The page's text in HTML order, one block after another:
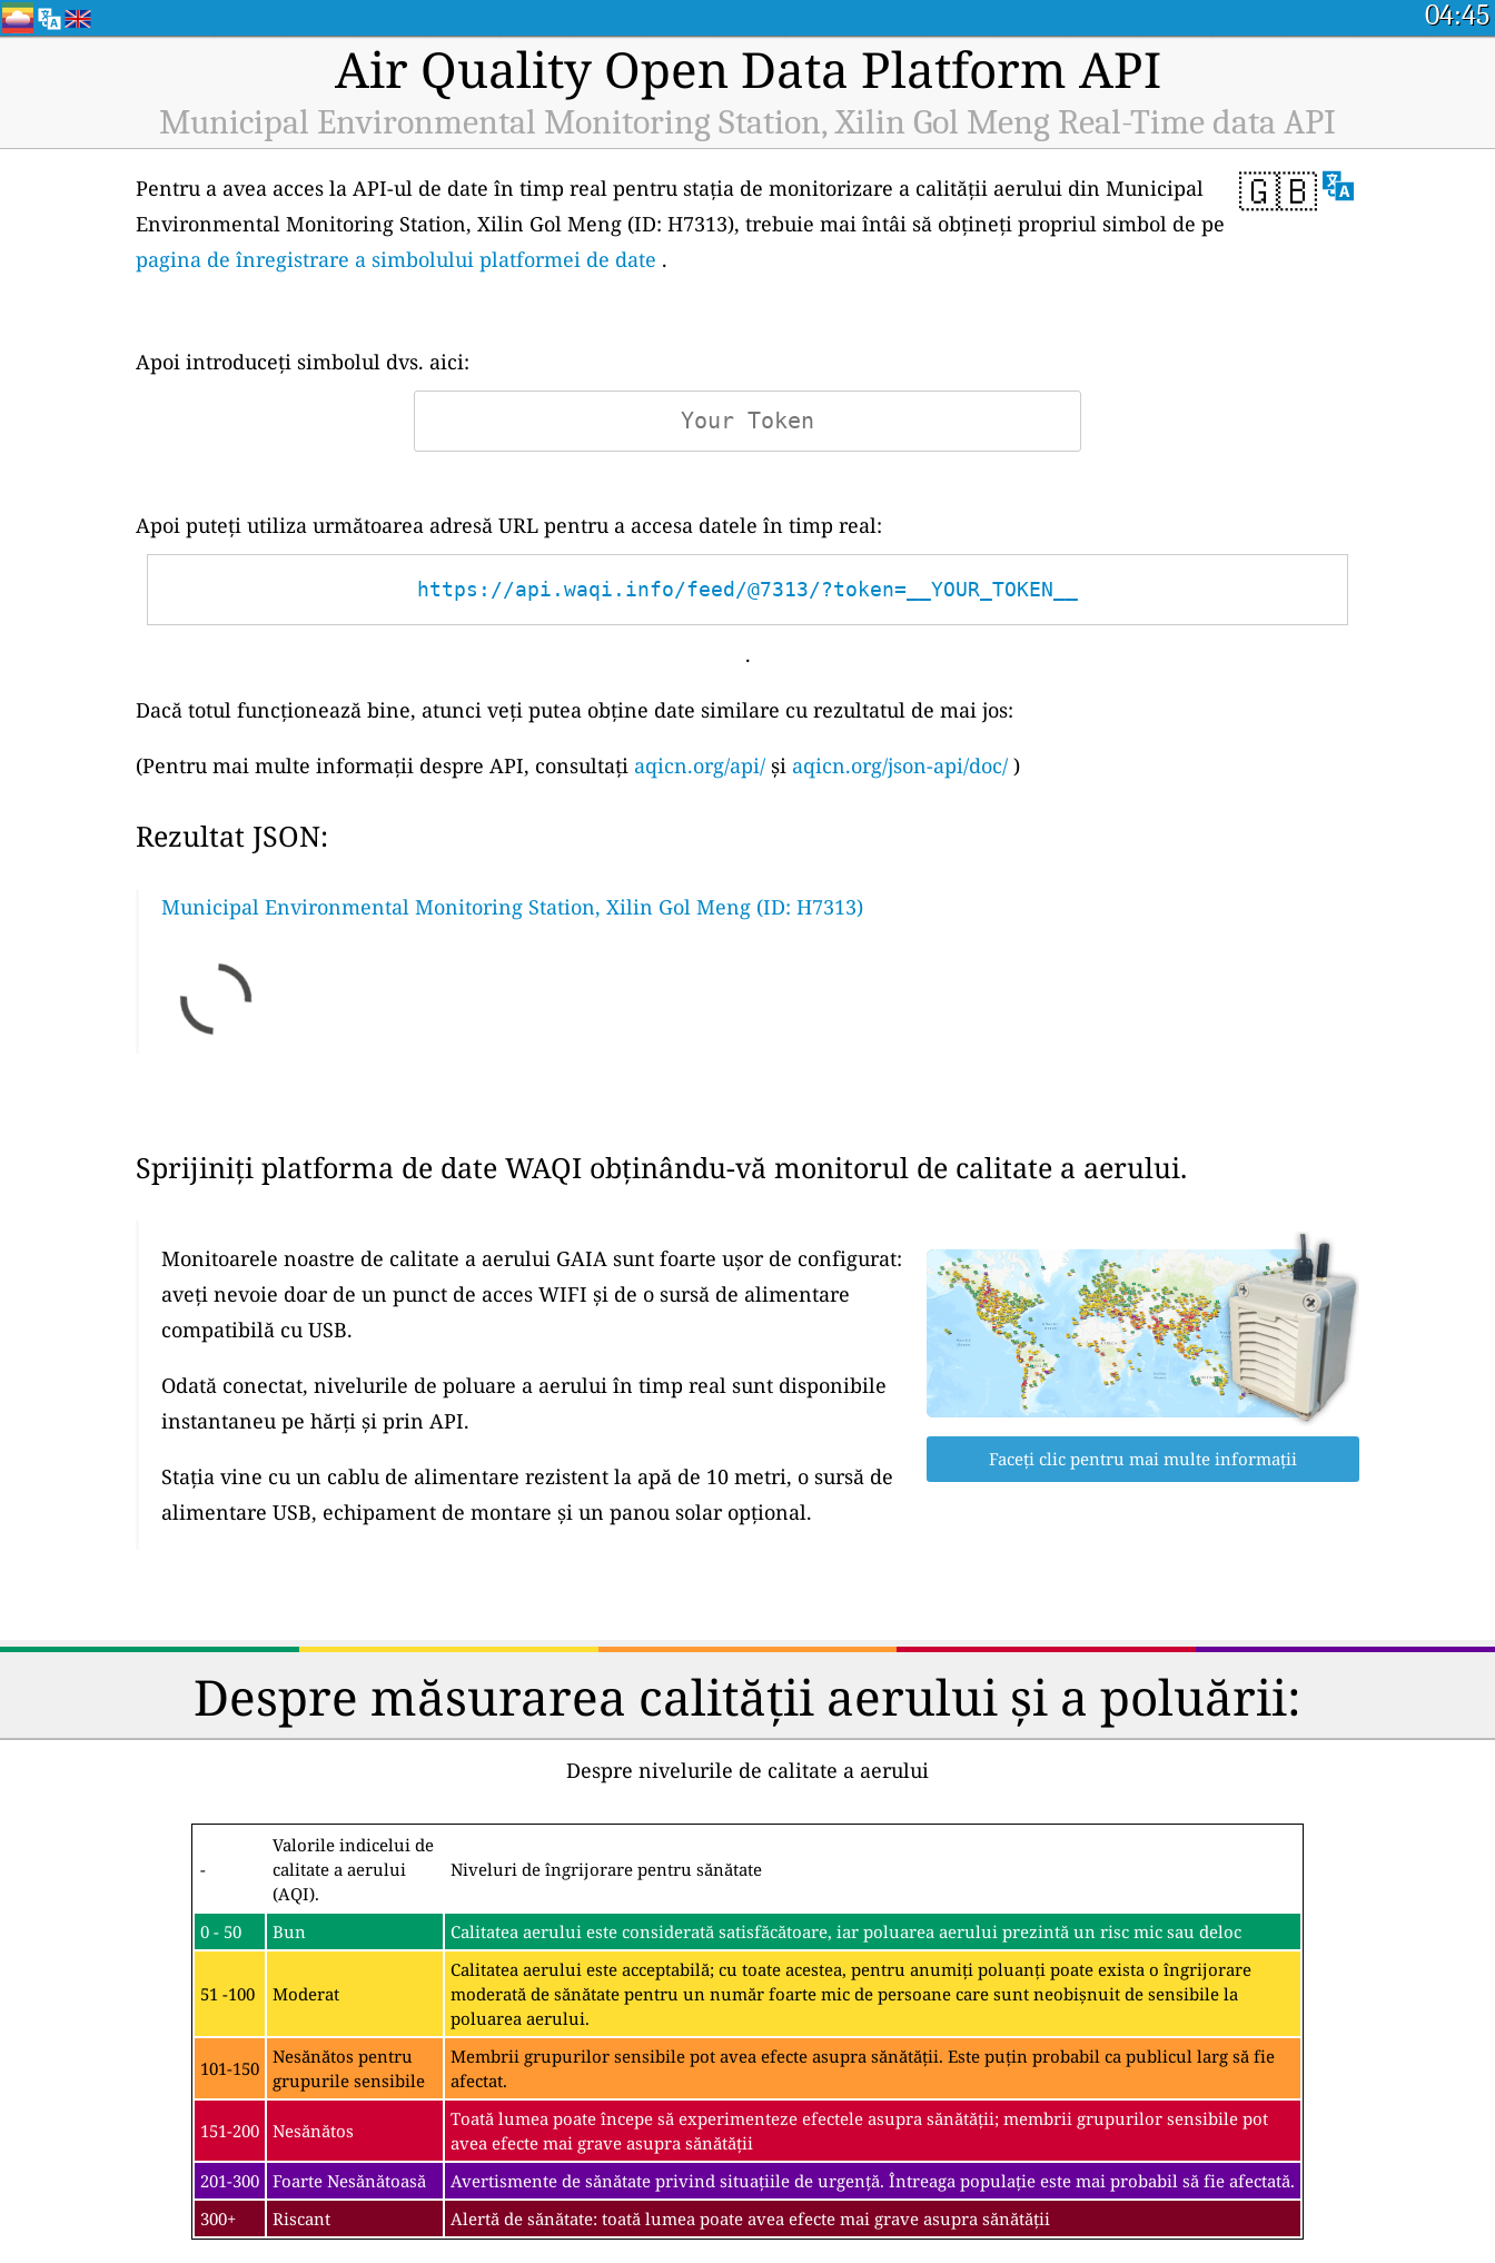
04:45
Air Quality Open Data Platform API
Municipal Environmental Monitoring Station, Xilin Gol Meng Real-Time data API
🇬🇧
Pentru a avea acces la API-ul de date în timp real pentru stația de monitorizare a calității aerului din Municipal
Environmental Monitoring Station, Xilin Gol Meng (ID: H7313), trebuie mai întâi să obțineți propriul simbol de pe
pagina de înregistrare a simbolului platformei de date .
Apoi introduceți simbolul dvs. aici:
Apoi puteți utiliza următoarea adresă URL pentru a accesa datele în timp real:
https://api.waqi.info/feed/@7313/?token=__YOUR_TOKEN__
.
Dacă totul funcționează bine, atunci veți putea obține date similare cu rezultatul de mai jos:
(Pentru mai multe informații despre API, consultați aqicn.org/api/ și aqicn.org/json-api/doc/ )
Rezultat JSON:
Municipal Environmental Monitoring Station, Xilin Gol Meng (ID: H7313)
Sprijiniți platforma de date WAQI obținându-vă monitorul de calitate a aerului.
Monitoarele noastre de calitate a aerului GAIA sunt foarte ușor de configurat:
aveți nevoie doar de un punct de acces WIFI și de o sursă de alimentare
compatibilă cu USB.
Odată conectat, nivelurile de poluare a aerului în timp real sunt disponibile
instantaneu pe hărți și prin API.
Stația vine cu un cablu de alimentare rezistent la apă de 10 metri, o sursă de
alimentare USB, echipament de montare și un panou solar opțional.
Faceți clic pentru mai multe informații
Despre măsurarea calității aerului și a poluării:
Despre nivelurile de calitate a aerului
-
Valorile indicelui de
calitate a aerului
(AQI).
Niveluri de îngrijorare pentru sănătate
0 - 50 Bun Calitatea aerului este considerată satisfăcătoare, iar poluarea aerului prezintă un risc mic sau deloc
51 -100 Moderat
Calitatea aerului este acceptabilă; cu toate acestea, pentru anumiți poluanți poate exista o îngrijorare
moderată de sănătate pentru un număr foarte mic de persoane care sunt neobișnuit de sensibile la
poluarea aerului.
101-150
Nesănătos pentru
grupurile sensibile
Membrii grupurilor sensibile pot avea efecte asupra sănătății. Este puțin probabil ca publicul larg să fie
afectat.
151-200 Nesănătos
Toată lumea poate începe să experimenteze efectele asupra sănătății; membrii grupurilor sensibile pot
avea efecte mai grave asupra sănătății
201-300 Foarte Nesănătoasă
Avertismente de sănătate privind situațiile de urgență. Întreaga populație este mai probabil să fie afectată.
300+
Riscant Alertă de sănătate: toată lumea poate avea efecte mai grave asupra sănătății